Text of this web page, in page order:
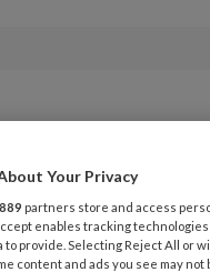
Your Privacy
889 partners store and access
enables tracking
to provide. Selecting Reject All or
content and ads you see may